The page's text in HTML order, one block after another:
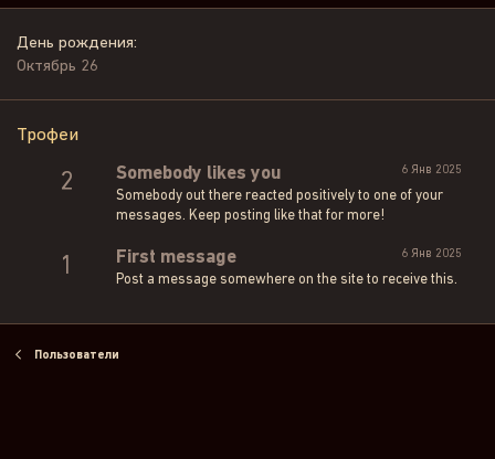
День рождения
Октябрь 26
Трофеи
2 6 Янв 2025
Somebody likes you
Somebody out there reacted positively to one of your
messages. Keep posting like that for more!
1 6 Янв 2025
First message
Post a message somewhere on the site to receive this.
Пользователи